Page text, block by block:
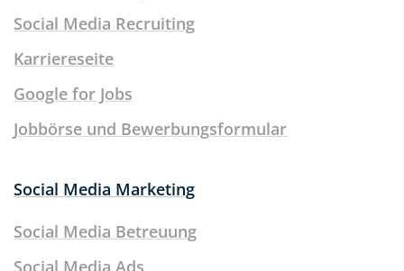
Social Media Recruiting
Karriereseite
Google for Jobs
Jobbörse und Bewerbungsformular
Social Media Marketing
Social Media Betreuung
Social Media Ads